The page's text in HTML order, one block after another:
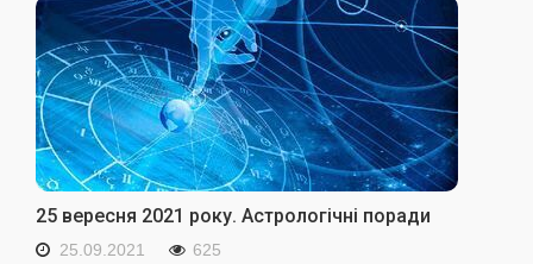
25 вересня 2021 року. Астрологічні поради
25.09.2021 625